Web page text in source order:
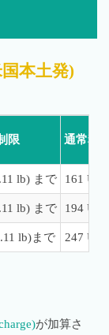
本土発)
限 通常料
lb) まで 161
lb) まで 194
lb)まで 247
が加算さ